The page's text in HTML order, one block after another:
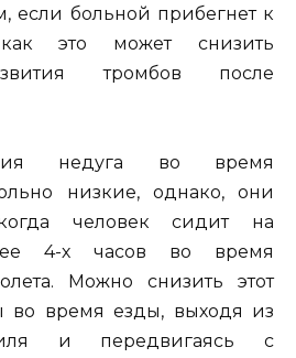
если больной прибегнет к
это может снизить
тромбов после
недуга во время
низкие, однако, они
человек сидит на
4-х часов во время
Можно снизить этот
во время езды, выходя из
и передвигаясь с